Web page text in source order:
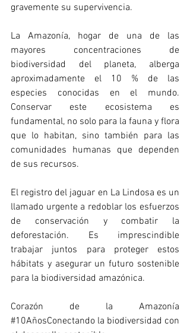
gravemente su supervivencia.
La Amazonía, hogar de una de las
mayores concentraciones de
biodiversidad del planeta, alberga
aproximadamente el 10 % de las
especies conocidas en el mundo.
Conservar este ecosistema es
fundamental, no solo para la fauna y flora
que lo habitan, sino también para las
comunidades humanas que dependen
de sus recursos.
El registro del jaguar en La Lindosa es un
llamado urgente a redoblar los esfuerzos
de conservación y combatir la
deforestación. Es imprescindible
trabajar juntos para proteger estos
hábitats y asegurar un futuro sostenible
para la biodiversidad amazónica.
#10AñosConectando la biodiversidad con